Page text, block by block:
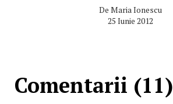
De Maria Ionescu
25 Iunie 2012
Comentarii (11)